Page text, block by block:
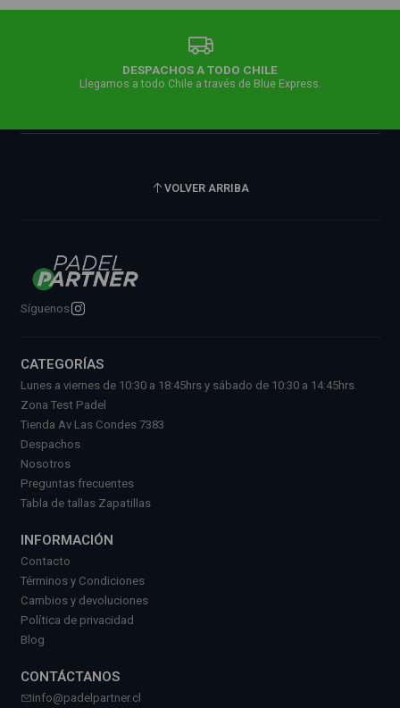
DESPACHOS A TODO CHILE
Llegamos a todo Chile a través de Blue Express.
VOLVER ARRIBA
Síguenos
CATEGORÍAS
Lunes a viernes de 10:30 a 18:45hrs y sábado de 10:30 a 14:45hrs.
Zona Test Padel
Tienda Av Las Condes 7383
Despachos
Nosotros
Preguntas frecuentes
Tabla de tallas Zapatillas
INFORMACIÓN
Contacto
Términos y Condiciones
Cambios y devoluciones
Política de privacidad
Blog
CONTÁCTANOS
info@padelpartner.cl